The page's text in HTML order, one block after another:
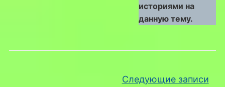
историями на
данную тему.
Навигация по записямСледующие записи